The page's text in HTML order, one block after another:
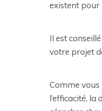
existent pour
Il est
votre projet
Comme vous
l’efficacité,